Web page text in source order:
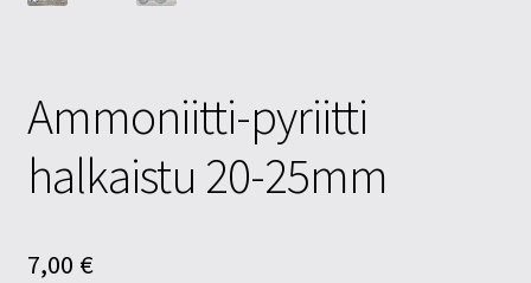
Ammoniitti-pyriitti
halkaistu 20-25mm
7,00 €